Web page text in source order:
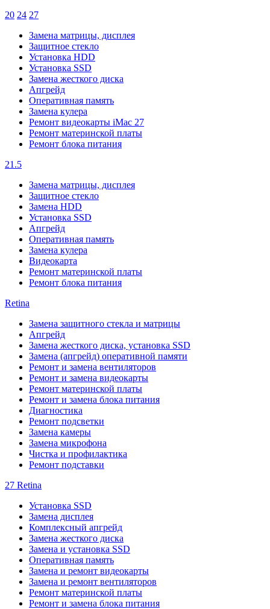
20 24 27
Замена матрицы, дисплея
Защитное стекло
Установка HDD
Установка SSD
Замена жесткого диска
Апгрейд
Оперативная память
Замена кулера
Ремонт видеокарты iMac 27
Ремонт материнской платы
Ремонт блока питания
21.5
Замена матрицы, дисплея
Защитное стекло
Замена HDD
Установка SSD
Апгрейд
Оперативная память
Замена кулера
Видеокарта
Ремонт материнской платы
Ремонт блока питания
Retina
Замена защитного стекла и матрицы
Апгрейд
Замена жесткого диска, установка SSD
Замена (апгрейд) оперативной памяти
Ремонт и замена вентиляторов
Ремонт и замена видеокарты
Ремонт материнской платы
Ремонт и замена блока питания
Диагностика
Ремонт подсветки
Замена камеры
Замена микрофона
Чистка и профилактика
Ремонт подставки
27 Retina
Установка SSD
Замена дисплея
Комплексный апгрейд
Замена жесткого диска
Замена и установка SSD
Оперативная память
Замена и ремонт видеокарты
Замена и ремонт вентиляторов
Ремонт материнской платы
Ремонт и замена блока питания